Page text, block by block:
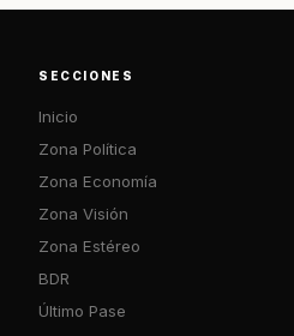
SECCIONES
Inicio
Zona Política
Zona Economía
Zona Visión
Zona Estéreo
BDR
Último Pase